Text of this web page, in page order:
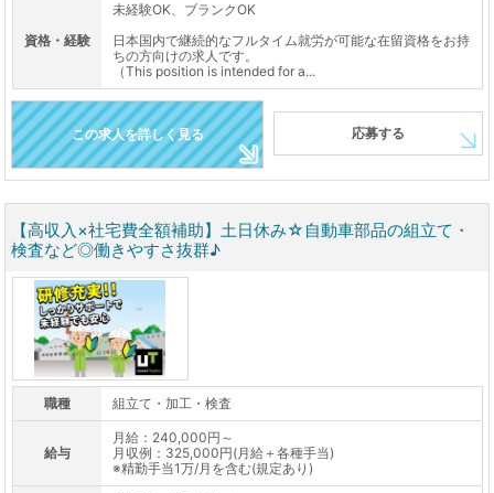
資格・経験
未経験OK、ブランクOK
日本国内で継続的なフルタイム就労が可能な在留資格をお持
ちの方向けの求人です。
（This position is intended for a...
この求人を詳しく見る 応募する
【高収入×社宅費全額補助】土日休み☆自動車部品の組立て・
検査など◎働きやすさ抜群♪
職種 組立て・加工・検査
給与
月給：240,000円～
月収例：325,000円(月給＋各種手当)
※精勤手当1万/月を含む(規定あり)